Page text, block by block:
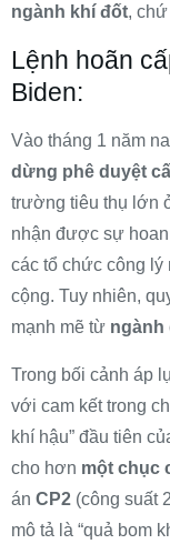
ngành khí đốt,
Lệnh hoãn
Biden:
Vào tháng 1 năm
dừng phê duyệt
trường tiêu thụ lớn
nhận được sự
các tổ chức công lý
cộng. Tuy nhiên,
mạnh mẽ từ ngành
Trong bối cảnh áp
với cam kết trong
khí hậu” đầu tiên
cho hơn một chục
án CP2 (công suất
mô tả là “quả bom